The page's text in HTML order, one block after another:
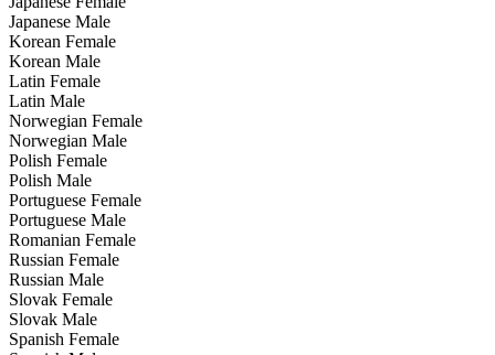
Japanese Male
Korean Female
Korean Male
Latin Female
Latin Male
Norwegian Female
Norwegian Male
Polish Female
Polish Male
Portuguese Female
Portuguese Male
Romanian Female
Russian Female
Russian Male
Slovak Female
Slovak Male
Spanish Female